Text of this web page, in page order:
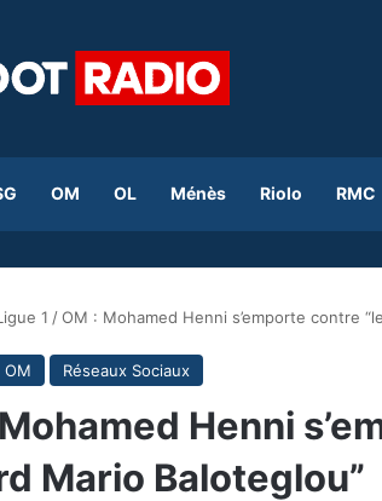
OM OL Ménès Riolo RMC
1 /OM : Mohamed Henni s’emporte contre
OM Réseaux Sociaux
Henni
Mario Baloteglou”